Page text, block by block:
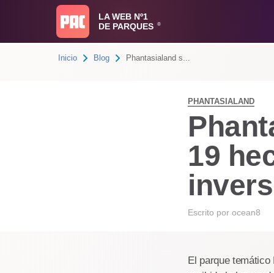
LA WEB Nº1
DE PARQUES
®
Inicio Blog Phantasialand s...
PHANTASIALAND
19
Escrito por ocean8
El parque